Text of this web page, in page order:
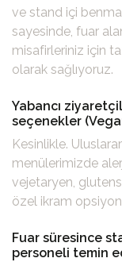
ve stand içi
sayesinde, fuar
misafirleriniz için
olarak sağlıyoruz.
Yabancı
seçenekler
Kesinlikle.
menülerimizde
vejetaryen,
özel ikram
Fuar süresince
personeli temin